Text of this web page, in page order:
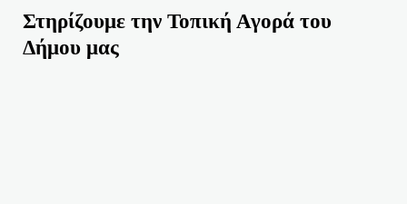
Στηρίζουμε την Τοπική Αγορά του
Δήμου μας